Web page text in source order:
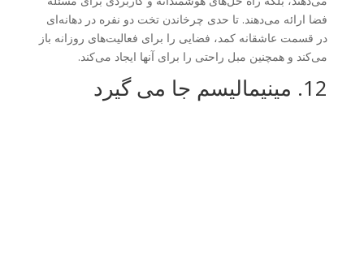
فضا ارائه می‌دهند. تا حدی چرخاندن تخت دو نفره در دهانه‌ای
در قسمت عاشقانه کمد، فضایی را برای فعالیت‌های روزانه باز
می‌کند و همچنین مبل راحتی را برای آنها ایجاد می‌کند.
12. مینیمالیسم جا می گیرد